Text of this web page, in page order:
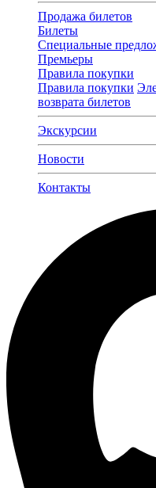
Продажа билетов
Билеты
Специальные
Премьеры
Правила покупки
Правила покупки
возврата билетов
Экскурсии
Новости
Контакты